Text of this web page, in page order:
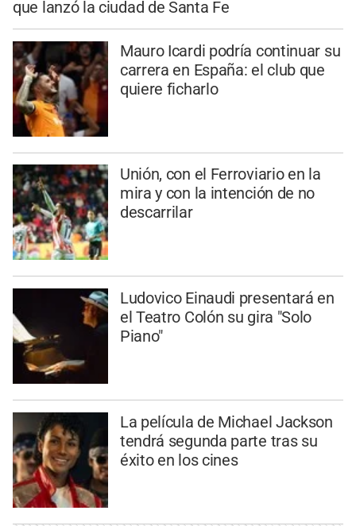
que lanzó la ciudad de Santa Fe
Mauro Icardi podría continuar su
carrera en España: el club que
quiere ficharlo
Unión, con el Ferroviario en la
mira y con la intención de no
descarrilar
Ludovico Einaudi presentará en
el Teatro Colón su gira "Solo
Piano"
La película de Michael Jackson
tendrá segunda parte tras su
éxito en los cines